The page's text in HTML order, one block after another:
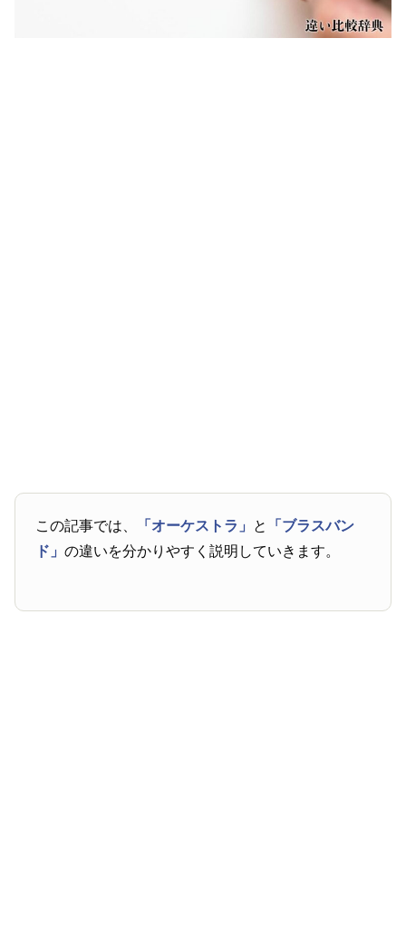
この記事では、 「オーケストラ」 と
「ブラスバン
ド」の違いを分かりやすく説明していきます。